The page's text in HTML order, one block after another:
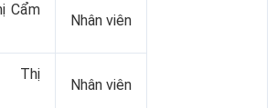
Cẩm
Nhân viên
Thị
Nhân viên